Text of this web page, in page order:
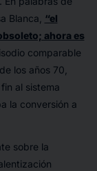
Blanca, “el
ahora es
comparable
los años 70,
al sistema
la conversión a
sobre la